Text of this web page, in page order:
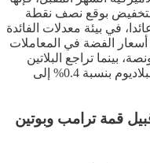
بوقع نصف نقطة
في بيئة معدلات الفائدة
الفضة في المعاملات
إلى 37.89 دولار للأونصة، بينما تراجع البلاتين
بنسبة 0.3% إلى 1351.78 دولار، وهبط البلاديوم بنسبة 0.4% إلى
قمة ترامب وبوتين